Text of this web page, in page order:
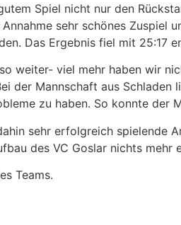
Spiel nicht nur den
sehr schönes
Das Ergebnis fiel mit 25:17
weiter- viel mehr haben wir
der Mannschaft aus
zu haben. So konnte der
sehr erfolgreich spielende
des VC Goslar nichts
Teams.